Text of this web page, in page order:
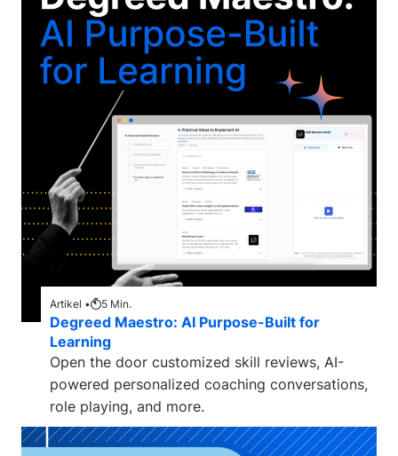
Artikel • 5 Min.
Degreed Maestro: AI Purpose-Built for
Learning
Open the door customized skill reviews, AI-
powered personalized coaching conversations,
role playing, and more.